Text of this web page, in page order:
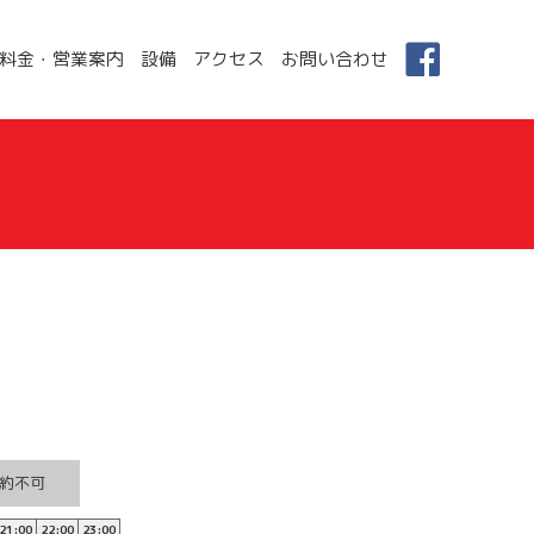
料金・営業案内 設備 アクセス お問い合わせ
不可
21:00 22:00 23:00